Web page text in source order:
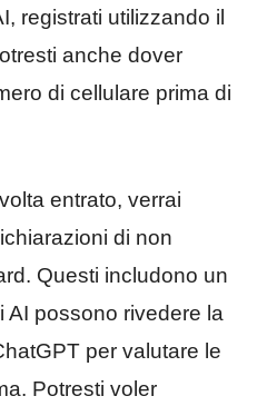
registrati utilizzando il
anche dover
di cellulare prima di
entrato, verrai
di non
Questi includono un
AI possono rivedere la
per valutare le
Potresti voler